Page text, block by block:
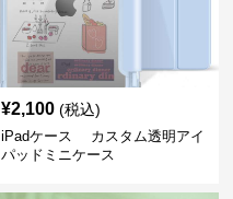
¥2,100 (税込)
iPadケース カスタム透明アイ
パッドミニケース